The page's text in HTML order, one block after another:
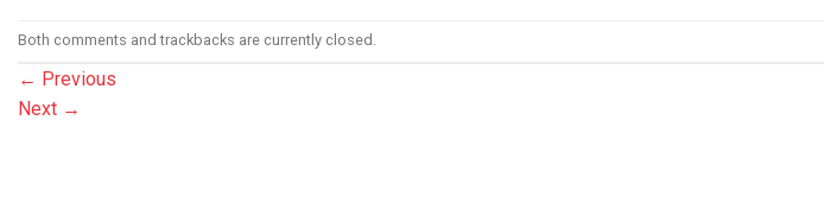
Both comments and trackbacks are currently closed.
← Previous
Next →